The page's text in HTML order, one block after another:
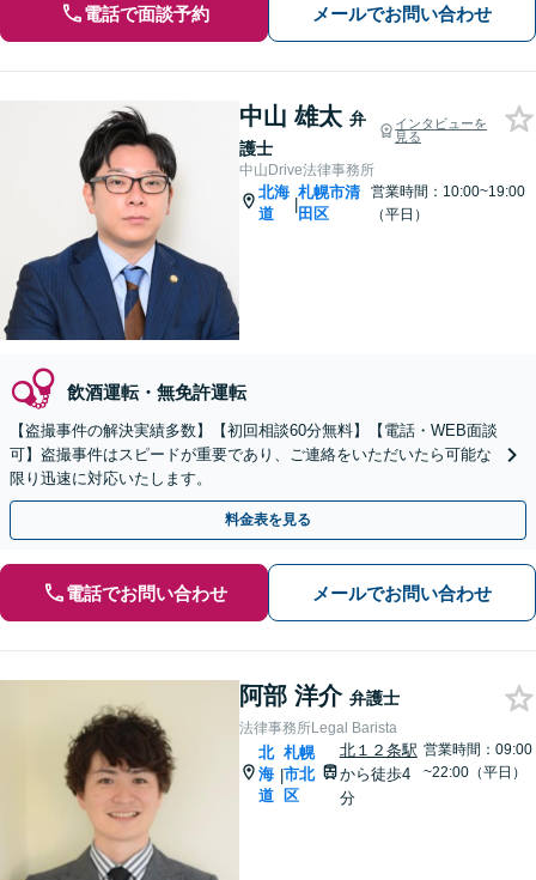
電話で面談予約 メールでお問い合わせ
中山 雄太 弁
護士
インタビューを
見る
中山Drive法律事務所
北海
道
|
札幌市清
田区
営業時間：10:00~19:00
（平日）
飲酒運転・無免許運転
【盗撮事件の解決実績多数】【初回相談60分無料】【電話・WEB面談
可】盗撮事件はスピードが重要であり、ご連絡をいただいたら可能な
限り迅速に対応いたします。
料金表を見る
電話でお問い合わせ メールでお問い合わせ
阿部 洋介 弁護士
法律事務所Legal Barista
北
海
道
|
札幌
市北
区
北１２条駅
から徒歩4
分
営業時間：09:00
~22:00（平日）